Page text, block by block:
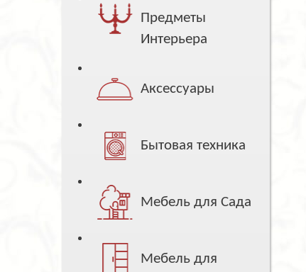
Предметы
Интерьера
Аксессуары
Бытовая техника
Мебель для Сада
Мебель для